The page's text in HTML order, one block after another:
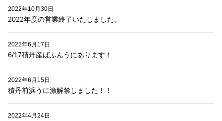
2022年度の営業終了いたしました。
2022年10月30日
6/17積丹産ばふんうにあります！
2022年6月17日
積丹前浜うに漁解禁しました！！
2022年6月15日
2022年4月24日